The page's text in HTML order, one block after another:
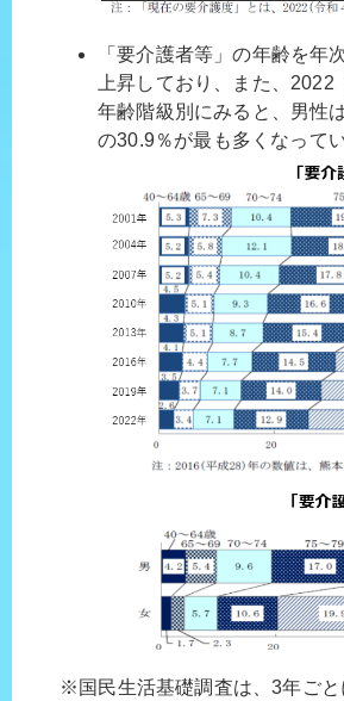
「要介護者等」の年齢を
上昇しており、また、
年齢階級別にみると、男性
の30.9％が最も多くなってい
※国民生活基礎調査は、3年ご